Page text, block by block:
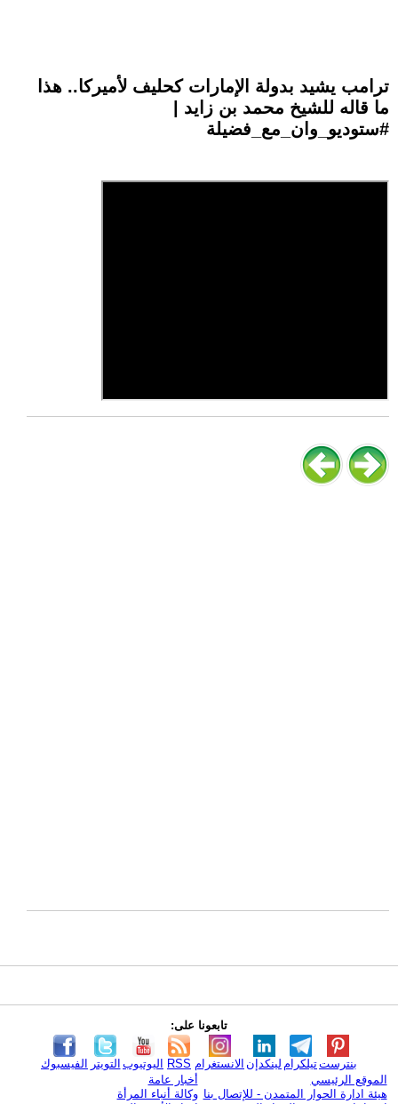
ترامب يشيد بدولة الإمارات كحليف لأميركا.. هذا
ما قاله للشيخ محمد بن زايد |
#ستوديو_وان_مع_فضيلة
تابعونا على:
الفيسبوك التويتر اليوتيوب RSS الانستغرام لينكدإن تيلكرامبنترست
الموقع الرئيسي
هيئة ادارة الحوار المتمدن - للإتصال بنا
أخبار عامة
وكالة أنباء المرأة